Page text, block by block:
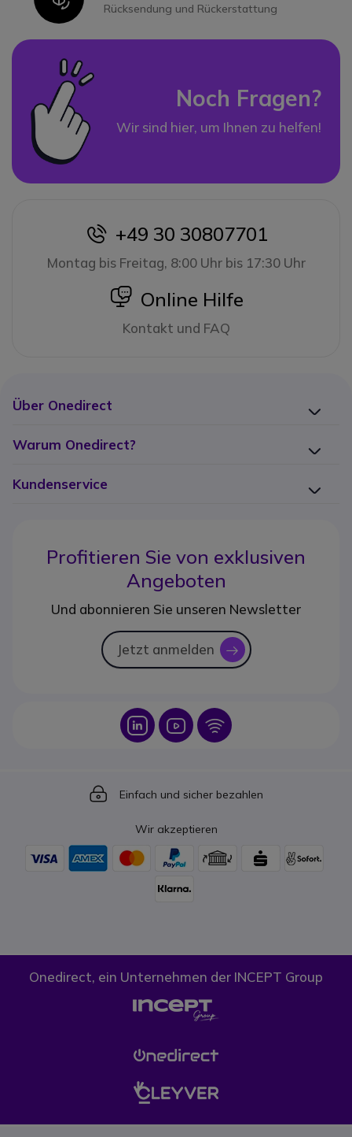
Rücksendung und Rückerstattung
Noch Fragen?
Wir sind hier, um Ihnen zu helfen!
icon
+49 30 30807701
Montag bis Freitag, 8:00 Uhr bis 17:30 Uhr
icon
Online Hilfe
Kontakt und FAQ
Über Onedirect
Warum Onedirect?
Kundenservice
Profitieren Sie von exklusiven
Angeboten
Und abonnieren Sie unseren Newsletter
Jetzt anmelden icon
Icon Icon Icon
Icon
Einfach und sicher bezahlen
Wir akzeptieren
Onedirect, ein Unternehmen der INCEPT Group